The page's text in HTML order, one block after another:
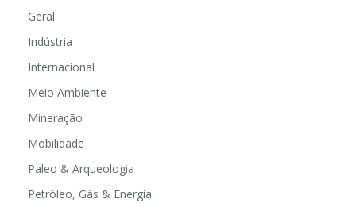
Geral
Indústria
Internacional
Meio Ambiente
Mineração
Mobilidade
Paleo & Arqueologia
Petróleo, Gás & Energia